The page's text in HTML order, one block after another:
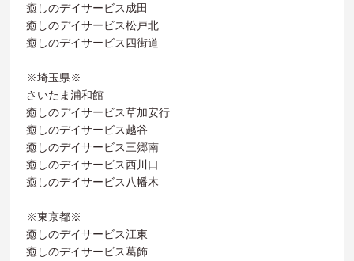
癒しのデイサービス成田
癒しのデイサービス松戸北
癒しのデイサービス四街道
※埼玉県※
さいたま浦和館
癒しのデイサービス草加安行
癒しのデイサービス越谷
癒しのデイサービス三郷南
癒しのデイサービス西川口
癒しのデイサービス八幡木
※東京都※
癒しのデイサービス江東
癒しのデイサービス葛飾